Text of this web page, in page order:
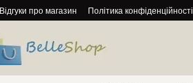
Відгуки про магазин Політика конфіденційності